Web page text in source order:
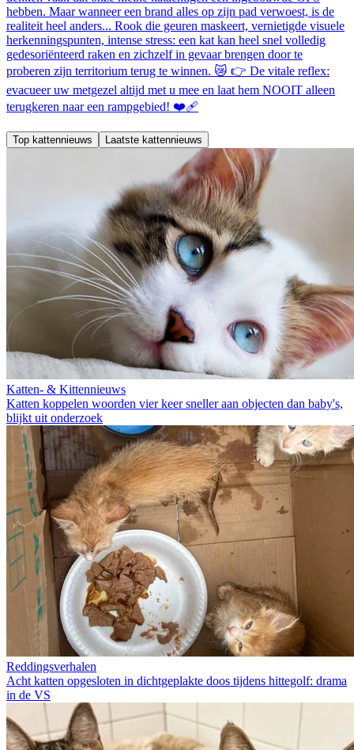
hebben. Maar wanneer een brand alles op zijn pad verwoest, is de
realiteit heel anders... Rook die geuren maskeert, vernietigde visuele
herkenningspunten, intense stress: een kat kan heel snel volledig
gedesoriënteerd raken en zichzelf in gevaar brengen door te
proberen zijn territorium terug te winnen. 😿 👉 De vitale reflex:
evacueer uw metgezel altijd met u mee en laat hem NOOIT alleen
terugkeren naar een rampgebied! ❤️‍🩹
Top kattennieuws Laatste kattennieuws
Katten- & Kittennieuws
Katten koppelen woorden vier keer sneller aan objecten dan baby's,
blijkt uit onderzoek
Reddingsverhalen
Acht katten opgesloten in dichtgeplakte doos tijdens hittegolf: drama
in de VS